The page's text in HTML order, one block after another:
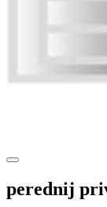
perednij